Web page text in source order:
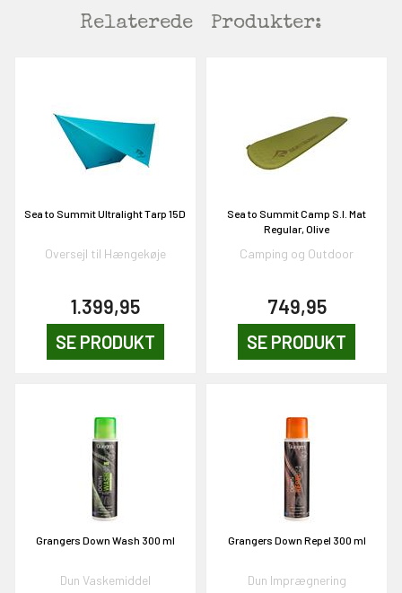
Relaterede Produkter:
Sea to Summit Ultralight Tarp 15D
Oversejl til Hængekøje
1.399,95
SE PRODUKT
Sea to Summit Camp S.I. Mat
Regular, Olive
Camping og Outdoor
749,95
SE PRODUKT
Grangers Down Wash 300 ml
Dun Vaskemiddel
Grangers Down Repel 300 ml
Dun Imprægnering
PÅ